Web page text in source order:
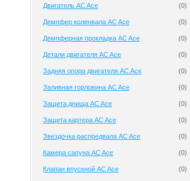
Двигатель AC Ace (0)
Демпфер коленвала AC Ace (0)
Демпферная прокладка AC Ace (0)
Детали двигателя AC Ace (0)
Задняя опора двигателя AC Ace (0)
Заливная горловина AC Ace (0)
Защита днища AC Ace (0)
Защита картера AC Ace (0)
Звездочка распредвала AC Ace (0)
Камера сапуна AC Ace (0)
Клапан впускной AC Ace (0)